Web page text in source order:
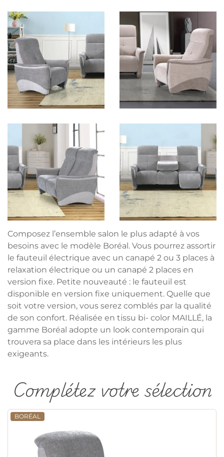
Composez l’ensemble salon le plus adapté à vos
besoins avec le modèle Boréal. Vous pourrez assortir
le fauteuil électrique avec un canapé 2 ou 3 places à
relaxation électrique ou un canapé 2 places en
version fixe. Petite nouveauté : le fauteuil est
disponible en version fixe uniquement. Quelle que
soit votre version, vous serez comblés par la qualité
de son confort. Réalisée en tissu bi- color MAILLÉ, la
gamme Boréal adopte un look contemporain qui
trouvera sa place dans les intérieurs les plus
exigeants.
Complétez votre sélection
BORÉAL